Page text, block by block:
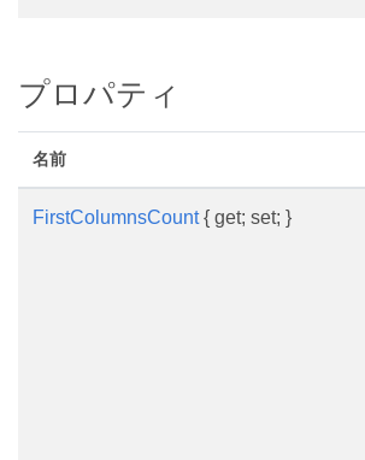
プロパティ
名前
FirstColumnsCount{ get; set; }